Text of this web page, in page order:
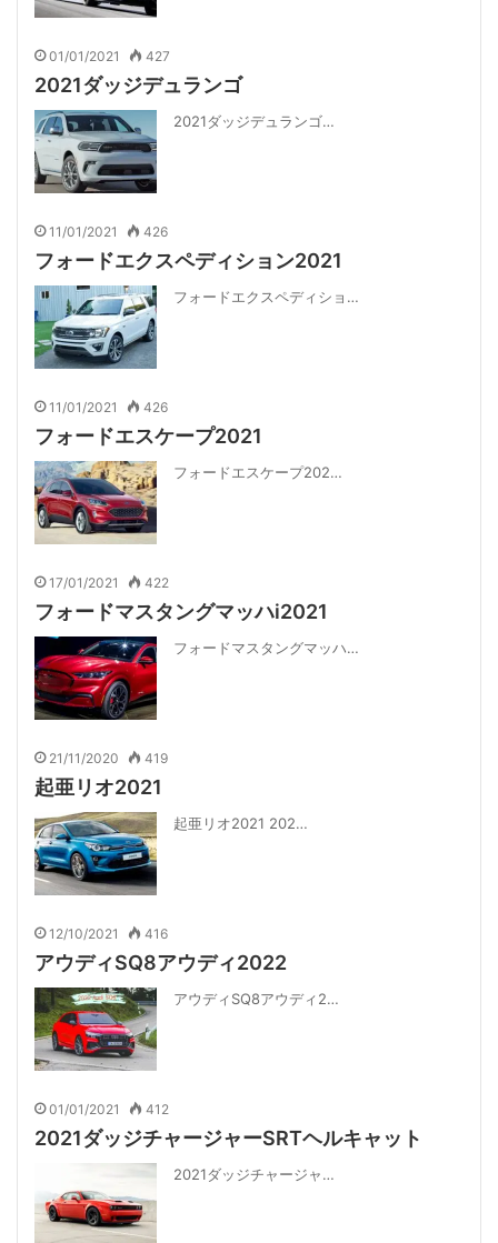
01/01/2021 427
2021ダッジデュランゴ
2021ダッジデュランゴ…
11/01/2021 426
フォードエクスペディション2021
フォードエクスペディショ…
11/01/2021 426
フォードエスケープ2021
フォードエスケープ202…
17/01/2021 422
フォードマスタングマッハi2021
フォードマスタングマッハ…
21/11/2020 419
起亜リオ2021
起亜リオ2021 202…
12/10/2021 416
アウディSQ8アウディ2022
アウディSQ8アウディ2…
01/01/2021 412
2021ダッジチャージャーSRTヘルキャット
2021ダッジチャージャ…